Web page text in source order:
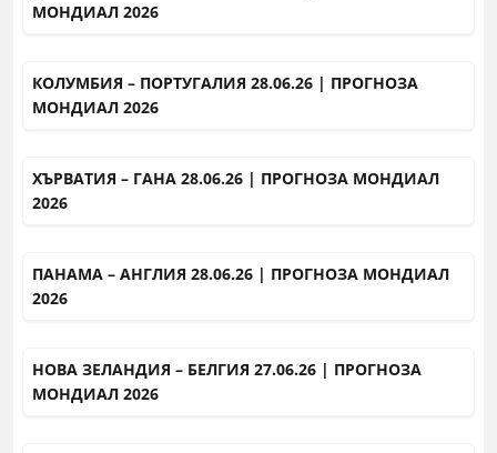
МОНДИАЛ 2026
КОЛУМБИЯ – ПОРТУГАЛИЯ 28.06.26 | ПРОГНОЗА
МОНДИАЛ 2026
ХЪРВАТИЯ – ГАНА 28.06.26 | ПРОГНОЗА МОНДИАЛ
2026
ПАНАМА – АНГЛИЯ 28.06.26 | ПРОГНОЗА МОНДИАЛ
2026
НОВА ЗЕЛАНДИЯ – БЕЛГИЯ 27.06.26 | ПРОГНОЗА
МОНДИАЛ 2026